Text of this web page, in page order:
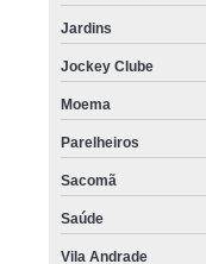
Jardins
Jockey Clube
Moema
Parelheiros
Sacomã
Saúde
Vila Andrade